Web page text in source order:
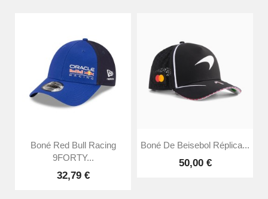
Boné Red Bull Racing
9FORTY...
32,79 €
Boné De Beisebol Réplica...
50,00 €